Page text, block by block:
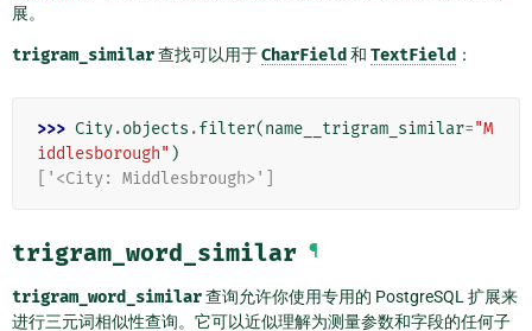
展。
trigram_similar查找可以用于CharField 和 TextField ：
>>> City.objects .filter(name__trigram_similar="M
iddlesborough" )
['<City: Middlesbrough>']
trigram_word_similar ¶
trigram_word_similar查询允许你使用专用的 PostgreSQL 扩展来
进行三元词相似性查询。它可以近似理解为测量参数和字段的任何子